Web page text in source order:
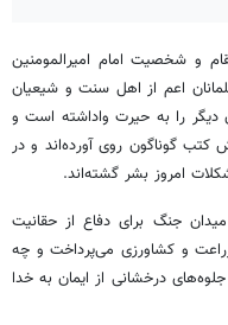
و شخصیت امام امیرالمومنین
اعم از اهل سنت و شیعیان
دیگر را به حیرت واداشته است و
گوناگون روی آورده‌اند و در
امروز بشر گشته‌اند.
جنگ برای دفاع از حقانیت
و کشاورزی می‌پرداخت و چه
درخشانی از ایمان به خدا